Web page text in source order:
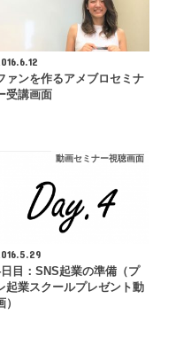
ァンを作るアメブロセミナ
受講画面
動画セミナー視聴画面
目：SNS起業の準備（プ
起業スクールプレゼント動
）